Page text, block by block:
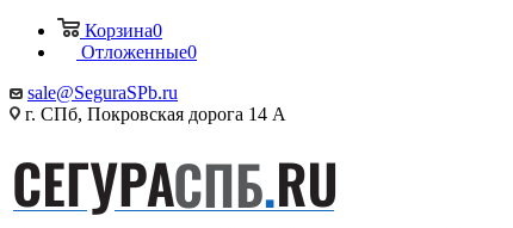
Корзина0
Отложенные0
sale@SeguraSPb.ru
г. СПб, Покровская дорога 14 А